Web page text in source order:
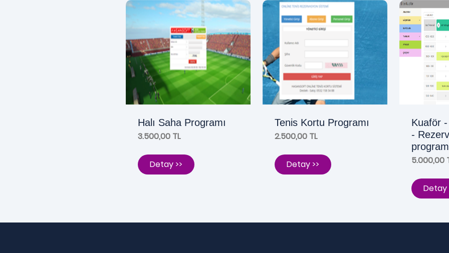
Halı Saha Programı
3.500,00 TL
Detay >>
Tenis Kortu Programı
2.500,00 TL
Detay >>
Kuaför
-
5.000,00
Detay